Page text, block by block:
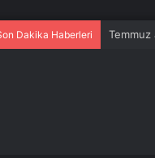
Dakika Haberleri